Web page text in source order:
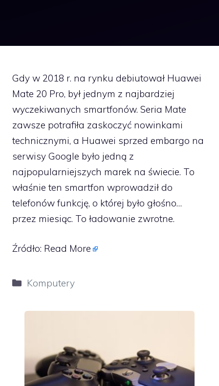
Gdy w 2018 r. na rynku debiutował Huawei
Mate 20 Pro, był jednym z najbardziej
wyczekiwanych smartfonów. Seria Mate
zawsze potrafiła zaskoczyć nowinkami
technicznymi, a Huawei sprzed embargo na
serwisy Google było jedną z
najpopularniejszych marek na świecie. To
właśnie ten smartfon wprowadził do
telefonów funkcję, o której było głośno…
przez miesiąc. To ładowanie zwrotne.
Źródło: Read More
Kategorie
Komputery